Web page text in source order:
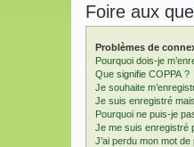
Foire aux
Problèmes de
Pourquoi dois-je
Que signifie COPPA ?
Je souhaite
Je suis enregistré
Pourquoi ne puis-je
Je me suis enregistré
J’ai perdu mon mot de